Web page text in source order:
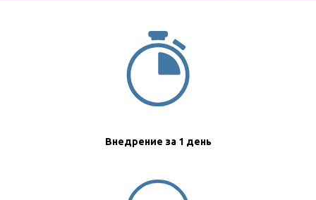
Внедрение за 1 день